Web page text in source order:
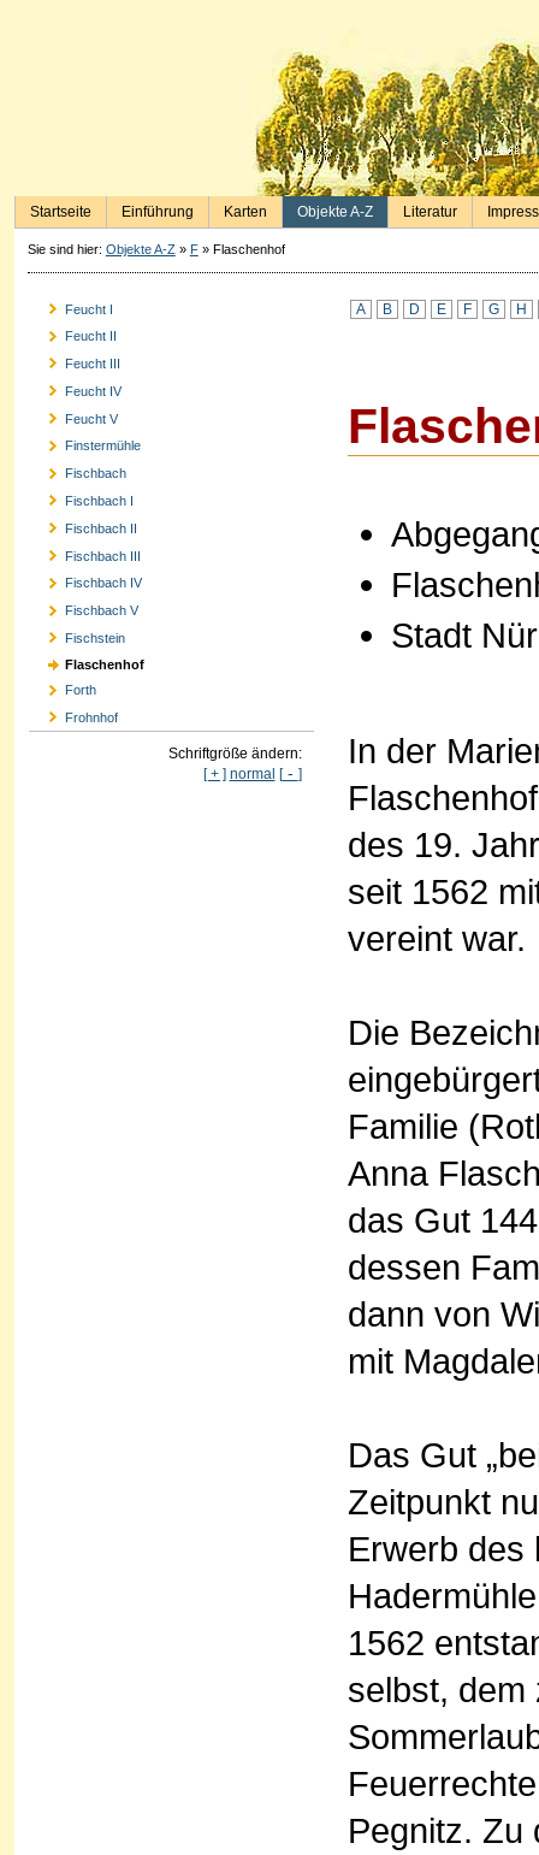
Startseite Einführung Karten Objekte A-Z Literatur
Sie sind hier: Objekte A-Z» F» Flaschenhof
Feucht I
Feucht II
Feucht III
Feucht IV
Feucht V
Finstermühle
Fischbach
Fischbach I
Fischbach II
Fischbach III
Fischbach IV
Fischbach V
Fischstein
Flaschenhof
Forth
Frohnhof
Schriftgröße ändern:
[ + ] normal [- ]
A B D E F G H
Stadt
In der
des 19.
seit 1562
vereint war.
Die
Familie
Anna
das Gut
dessen
dann von
mit
Das Gut
Zeitpunkt
Erwerb des
1562
selbst, dem
Pegnitz. Zu